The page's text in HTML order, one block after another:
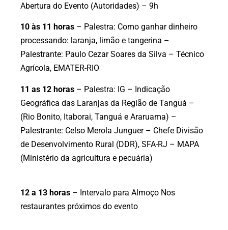
Abertura do Evento (Autoridades) – 9h
10 às 11 horas – Palestra: Como ganhar dinheiro
processando: laranja, limão e tangerina –
Palestrante: Paulo Cezar Soares da Silva – Técnico
Agrícola, EMATER-RIO
11 as 12 horas – Palestra: IG – Indicação
Geográfica das Laranjas da Região de Tanguá –
(Rio Bonito, Itaborai, Tanguá e Araruama) –
Palestrante: Celso Merola Junguer – Chefe Divisão
de Desenvolvimento Rural (DDR), SFA-RJ – MAPA
(Ministério da agricultura e pecuária)
12 a 13 horas – Intervalo para Almoço Nos
restaurantes próximos do evento